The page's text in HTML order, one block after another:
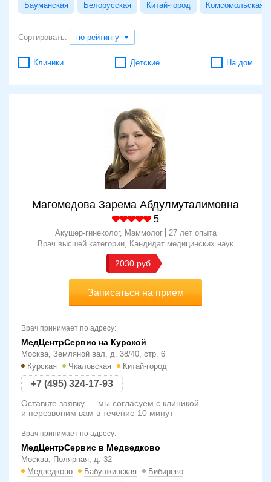
Бауманская
Белорусская Китай-город Комсомольская
Сортировать: по рейтингу
Клиники Детские На дом
Магомедова Зарема Абдулмуталимовна
5
Акушер-гинеколог, Маммолог
27 лет опыта
Врач высшей категории
Кандидат медицинских наук
2030
Записаться на прием
Врач принимает по адресу:
МедЦентрСервис на Курской
Москва, Земляной вал, д. 38/40, стр. 6
Курская
Чкаловская Китай-город
+7 (495) 324-17-93
Оставьте заявку — мы согласуем с клиникой
и перезвоним вам в течение 10 минут
Врач принимает по адресу:
МедЦентрСервис в Медведково
Москва, Полярная, д. 32
Медведково
Бабушкинская Бибирево